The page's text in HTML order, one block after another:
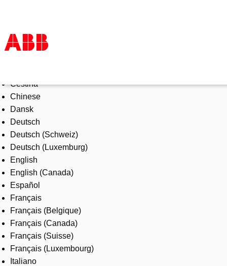
Products & Solutions
Industries
Services
About us
Where to buy
Contact us
Careers
Čeština
Chinese
Dansk
Deutsch
Deutsch (Schweiz)
Deutsch (Luxemburg)
English
English (Canada)
Español
Français
Français (Belgique)
Français (Canada)
Français (Suisse)
Français (Luxembourg)
Italiano